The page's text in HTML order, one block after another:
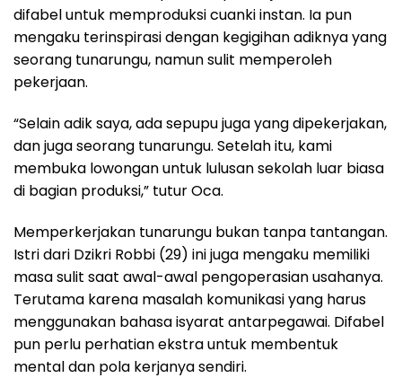
difabel untuk memproduksi cuanki instan. Ia pun
mengaku terinspirasi dengan kegigihan adiknya yang
seorang tunarungu, namun sulit memperoleh
pekerjaan.
“Selain adik saya, ada sepupu juga yang dipekerjakan,
dan juga seorang tunarungu. Setelah itu, kami
membuka lowongan untuk lulusan sekolah luar biasa
di bagian produksi,” tutur Oca.
Memperkerjakan tunarungu bukan tanpa tantangan.
Istri dari Dzikri Robbi (29) ini juga mengaku memiliki
masa sulit saat awal-awal pengoperasian usahanya.
Terutama karena masalah komunikasi yang harus
menggunakan bahasa isyarat antarpegawai. Difabel
pun perlu perhatian ekstra untuk membentuk
mental dan pola kerjanya sendiri.